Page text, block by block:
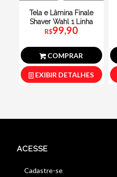
Tela e Lâmina Finale
Shaver Wahl 1 Linha
R$99,90
COMPRAR
EXIBIR DETALHES
ACESSE
Cadastre-se